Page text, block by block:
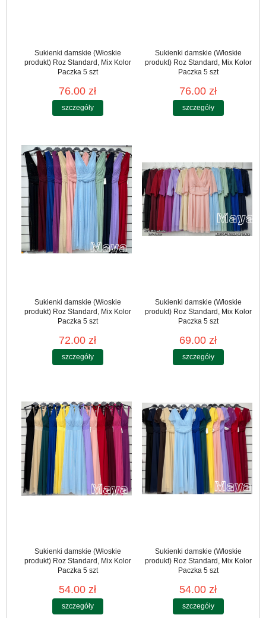
Sukienki damskie (Włoskie
produkt) Roz Standard, Mix Kolor
Paczka 5 szt
76.00 zł
szczegóły
Sukienki damskie (Włoskie
produkt) Roz Standard, Mix Kolor
Paczka 5 szt
76.00 zł
szczegóły
Sukienki damskie (Włoskie
produkt) Roz Standard, Mix Kolor
Paczka 5 szt
72.00 zł
szczegóły
Sukienki damskie (Włoskie
produkt) Roz Standard, Mix Kolor
Paczka 5 szt
69.00 zł
szczegóły
Sukienki damskie (Włoskie
produkt) Roz Standard, Mix Kolor
Paczka 5 szt
54.00 zł
szczegóły
Sukienki damskie (Włoskie
produkt) Roz Standard, Mix Kolor
Paczka 5 szt
54.00 zł
szczegóły